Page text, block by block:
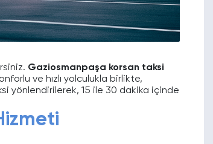
Gaziosmanpaşa korsan taksi
ve hızlı yolculukla birlikte,
yönlendirilerek, 15 ile 30 dakika içinde